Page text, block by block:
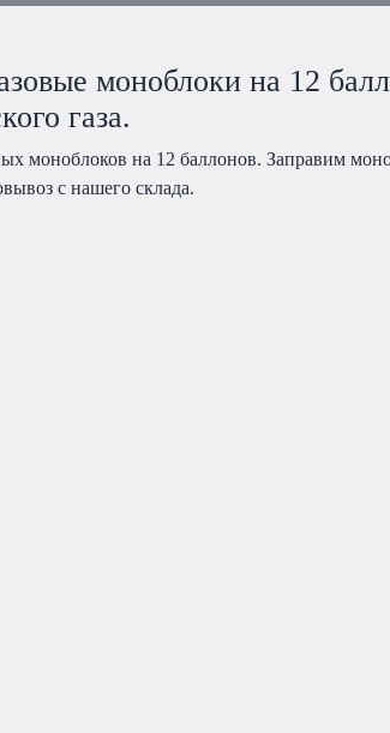
моноблоки на 12
газа.
моноблоков на 12 баллонов. Заправим
с нашего склада.